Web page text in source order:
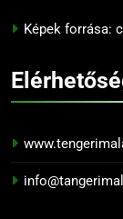
Képek forrása: